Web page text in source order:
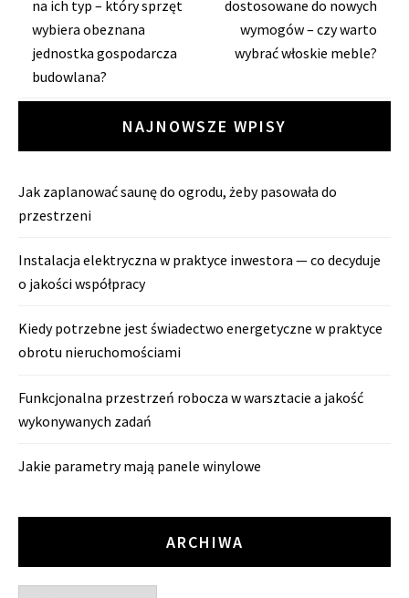
wpisy
na ich typ – który sprzęt
wybiera obeznana
jednostka gospodarcza
budowlana?
dostosowane do nowych
wymogów – czy warto
wybrać włoskie meble?
NAJNOWSZE WPISY
Jak zaplanować saunę do ogrodu, żeby pasowała do
przestrzeni
Instalacja elektryczna w praktyce inwestora — co decyduje
o jakości współpracy
Kiedy potrzebne jest świadectwo energetyczne w praktyce
obrotu nieruchomościami
Funkcjonalna przestrzeń robocza w warsztacie a jakość
wykonywanych zadań
Jakie parametry mają panele winylowe
ARCHIWA